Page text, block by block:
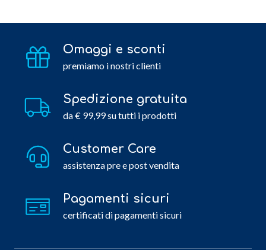
Omaggi e sconti
premiamo i nostri clienti
Spedizione gratuita
da € 99,99 su tutti i prodotti
Customer Care
assistenza pre e post vendita
Pagamenti sicuri
certificati di pagamenti sicuri